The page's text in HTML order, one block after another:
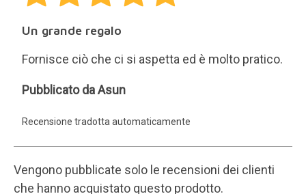
Un grande regalo
Fornisce ciò che ci si aspetta ed è molto pratico.
Asun
Pubblicato da Asun
Recensione tradotta automaticamente
Vengono pubblicate solo le recensioni dei clienti
che hanno acquistato questo prodotto.